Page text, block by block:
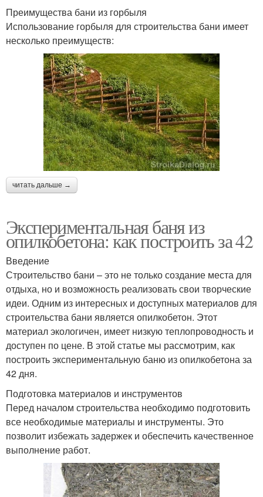
Преимущества бани из горбыля
Использование горбыля для строительства бани имеет
несколько преимуществ:
читать дальше →
Экспериментальная баня из
опилкобетона: как построить за 42
Введение
Строительство бани – это не только создание места для
отдыха, но и возможность реализовать свои творческие
идеи. Одним из интересных и доступных материалов для
строительства бани является опилкобетон. Этот
материал экологичен, имеет низкую теплопроводность и
доступен по цене. В этой статье мы рассмотрим, как
построить экспериментальную баню из опилкобетона за
42 дня.
Подготовка материалов и инструментов
Перед началом строительства необходимо подготовить
все необходимые материалы и инструменты. Это
позволит избежать задержек и обеспечить качественное
выполнение работ.